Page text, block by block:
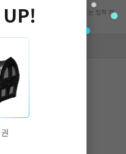
로서 무단 복제, 전송, 수정, 배포는 법적 처